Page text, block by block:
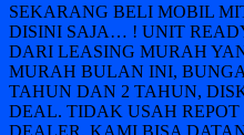
SEKARANG BELI MOBIL
DISINI SAJA… ! UNIT
DARI LEASING MURAH
MURAH BULAN INI,
TAHUN DAN 2 TAHUN,
DEAL. TIDAK USAH
DEALER, KAMI BISA